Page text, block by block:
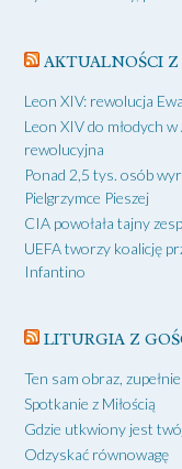
AKTUALNOŚCI
Leon XIV: rewolucja
Leon XIV do młodych
rewolucyjna
Ponad 2,5 tys. osób
Pielgrzymce Pieszej
CIA powołała tajny
UEFA tworzy koalicję
Infantino
LITURGIA Z
Ten sam obraz,
Spotkanie z Miłością
Gdzie utkwiony jest
Odzyskać równowagę